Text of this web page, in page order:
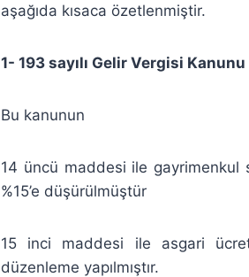
aşağıda kısaca özetlenmiştir.
1- 193 sayılı Gelir Vergisi Kanunu
Bu kanunun
14 üncü maddesi ile gayrimenkul
%15’e düşürülmüştür
15 inci maddesi ile asgari
düzenleme yapılmıştır.